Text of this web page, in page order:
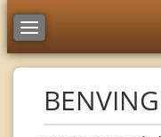
Toggle navigation